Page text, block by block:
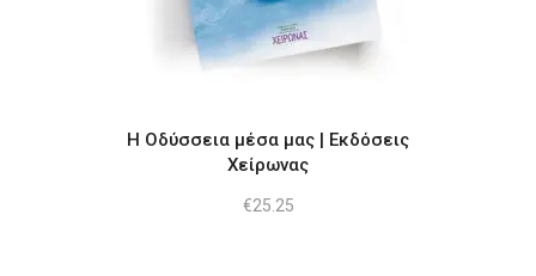
Η Οδύσσεια μέσα μας | Εκδόσεις
Χείρωνας
€25.25